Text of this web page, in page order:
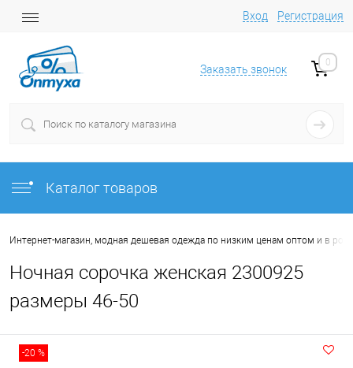
Вход Регистрация
Заказать звонок
0
Каталог товаров
Интернет-магазин, модная дешевая одежда по низким ценам оптом и в
Ночная сорочка женская 2300925
размеры 46-50
-20 %